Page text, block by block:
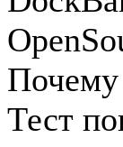
Тест